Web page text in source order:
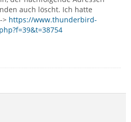
auch löscht. Ich hatte
> https://www.thunderbird-